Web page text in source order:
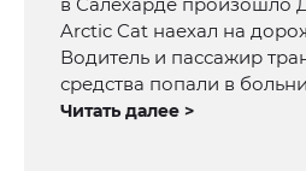
Arctic Cat наехал на
Водитель и пассажир
средства попали в
Читать далее >